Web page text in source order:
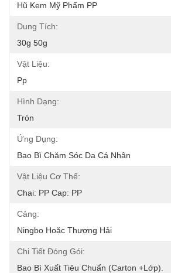
Hũ Kem Mỹ Phẩm PP
Dung Tích:
30g 50g
Vật Liệu:
Pp
Hình Dạng:
Tròn
Ứng Dụng:
Bao Bì Chăm Sóc Da Cá Nhân
Vật Liệu Cơ Thể:
Chai: PP Cap: PP
Cảng:
Ningbo Hoặc Thượng Hải
Chi Tiết Đóng Gói:
Bao Bì Xuất Tiêu Chuẩn (carton +lớp).